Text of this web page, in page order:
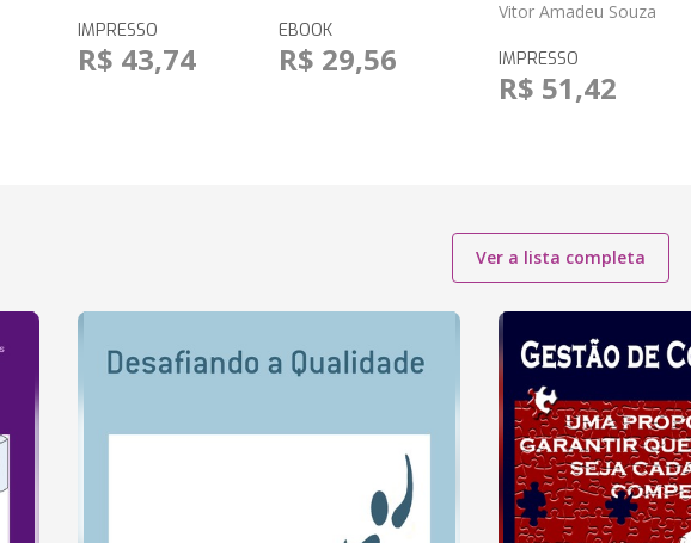
IMPRESSO
R$ 43,74
EBOOK
R$ 29,56
Vitor Amadeu Souza
IMPRESSO
R$ 51,42
Ver a lista completa